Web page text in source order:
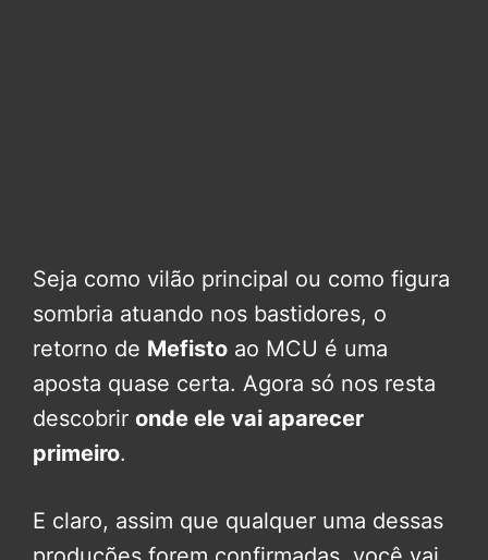
Seja como vilão principal ou como figura
sombria atuando nos bastidores, o
retorno de Mefisto ao MCU é uma
aposta quase certa. Agora só nos resta
descobrir onde ele vai aparecer
primeiro.
E claro, assim que qualquer uma dessas